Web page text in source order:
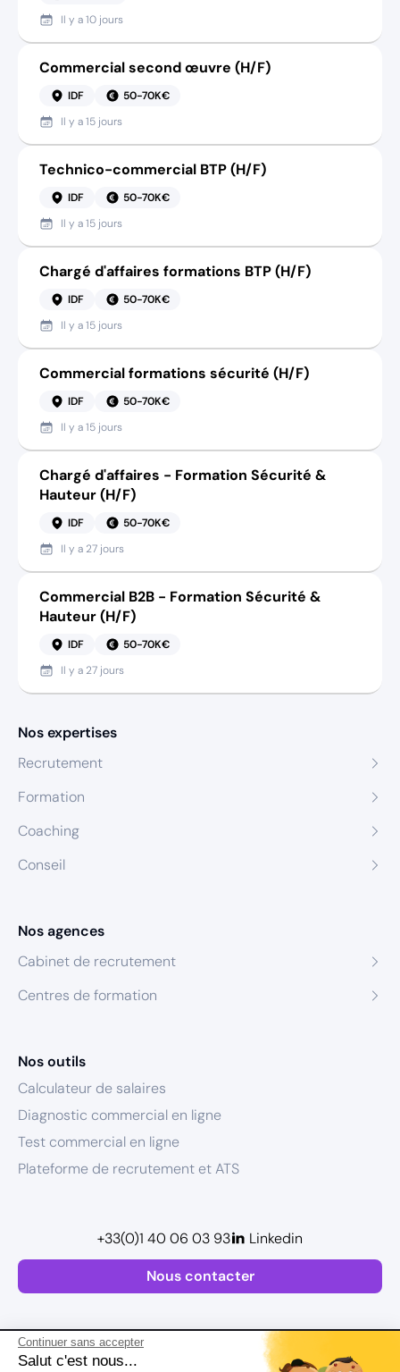
Continuer sans accepter
Salut c'est nous...
Il y a10 jours
Commercial second œuvre (H/F)
IDF
50-70K€
Il y a15 jours
Technico-commercial BTP (H/F)
IDF
50-70K€
Il y a15 jours
Chargé d'affaires formations BTP (H/F)
IDF
50-70K€
Il y a15 jours
Commercial formations sécurité (H/F)
IDF
50-70K€
Il y a15 jours
Chargé d'affaires - Formation Sécurité &
Hauteur (H/F)
IDF
50-70K€
Il y a 27 jours
Commercial B2B - Formation Sécurité &
Hauteur (H/F)
IDF
50-70K€
Il y a 27 jours
Nos expertises
Recrutement
Formation
Coaching
Conseil
Nos agences
Cabinet de recrutement
Centres de formation
Nos outils
Calculateur de salaires
Diagnostic commercial en ligne
Test commercial en ligne
Plateforme de recrutement et ATS
Nous contacter
+33(0)1 40 06 03 93 Linkedin